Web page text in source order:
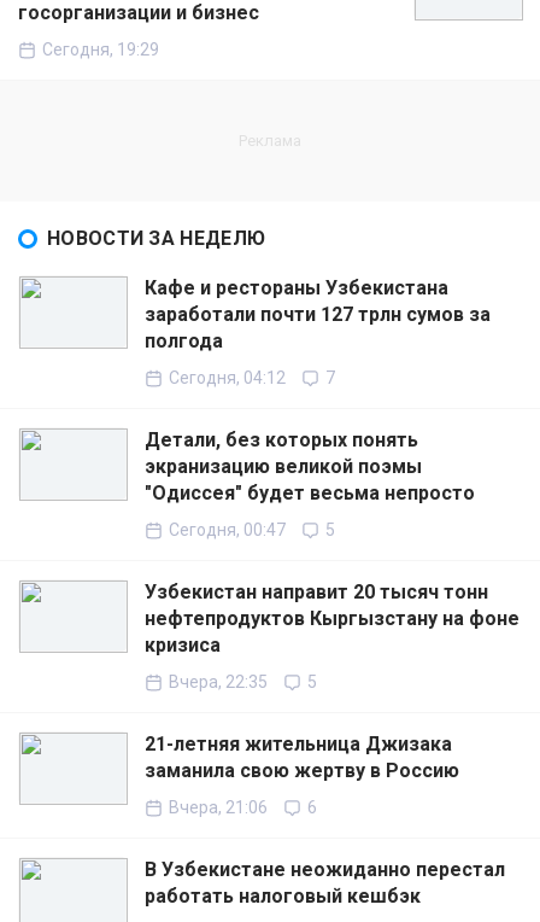
госорганизации и бизнес
Сегодня, 19:29
НОВОСТИ ЗА НЕДЕЛЮ
Кафе и рестораны Узбекистана
заработали почти 127 трлн сумов за
полгода
Сегодня, 04:12 7
Детали, без которых понять
экранизацию великой поэмы
"Одиссея" будет весьма непросто
Сегодня, 00:47 5
Узбекистан направит 20 тысяч тонн
нефтепродуктов Кыргызстану на фоне
кризиса
Вчера, 22:35 5
21-летняя жительница Джизака
заманила свою жертву в Россию
Вчера, 21:06 6
В Узбекистане неожиданно перестал
работать налоговый кешбэк